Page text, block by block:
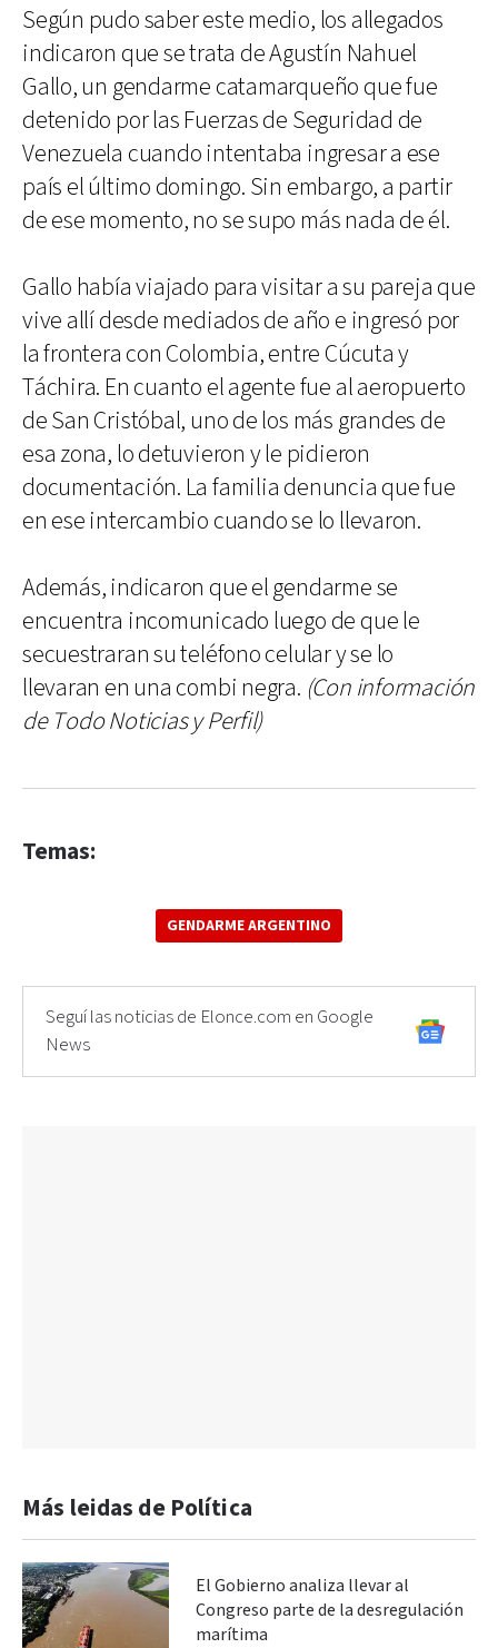
Según pudo saber este medio, los allegados
indicaron que se trata de Agustín Nahuel
Gallo, un gendarme catamarqueño que fue
detenido por las Fuerzas de Seguridad de
Venezuela cuando intentaba ingresar a ese
país el último domingo. Sin embargo, a partir
de ese momento, no se supo más nada de él.
Gallo había viajado para visitar a su pareja que
vive allí desde mediados de año e ingresó por
la frontera con Colombia, entre Cúcuta y
Táchira. En cuanto el agente fue al aeropuerto
de San Cristóbal, uno de los más grandes de
esa zona, lo detuvieron y le pidieron
documentación. La familia denuncia que fue
en ese intercambio cuando se lo llevaron.
Además, indicaron que el gendarme se
encuentra incomunicado luego de que le
secuestraran su teléfono celular y se lo
llevaran en una combi negra. (Con información
de Todo Noticias y Perfil)
Temas:
GENDARME ARGENTINO
Seguí las noticias de Elonce.com en Google
News
Más leidas de Política
El Gobierno analiza llevar al
Congreso parte de la desregulación
marítima